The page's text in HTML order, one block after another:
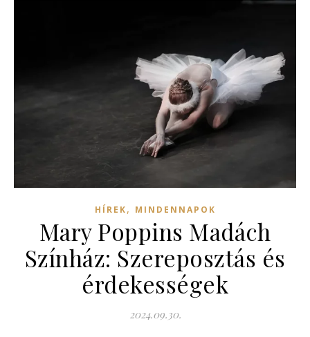
HÍREK, MINDENNAPOK
Mary Poppins Madách
Színház: Szereposztás és
érdekességek
2024.09.30.